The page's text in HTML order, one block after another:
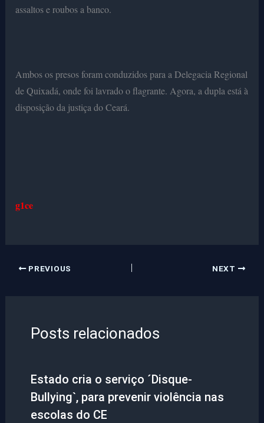
assaltos e roubos a banco.
Ambos os presos foram conduzidos para a Delegacia Regional
de Quixadá, onde foi lavrado o flagrante. Agora, a dupla está à
disposição da justiça do Ceará.
g1ce
PREVIOUS NEXT
Posts relacionados
Estado cria o serviço ´Disque-
Bullying`, para prevenir violência nas
escolas do CE